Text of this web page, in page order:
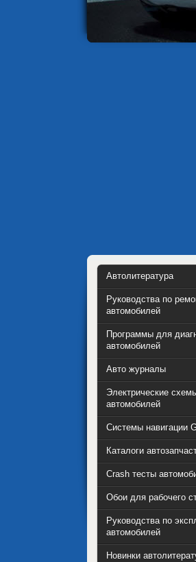
Автолитература
Руководства по
автомобилей
Программы для
автомобилей
Авто журналы
Электрические
автомобилей
Системы навигации
Каталоги
Crash тесты
Обои для рабочего
Руководства по
автомобилей
Новинки